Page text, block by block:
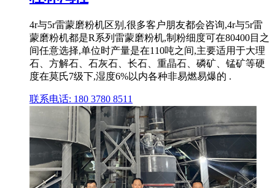
4r与5r雷蒙磨粉机区别,很多客户朋友都会咨询,4r与5r雷
蒙磨粉机都是R系列雷蒙磨粉机,制粉细度可在80400目之
间任意选择,单位时产量是在110吨之间,主要适用于大理
石、方解石、石灰石、长石、重晶石、磷矿、锰矿等硬
度在莫氏7级下,湿度6%以内各种非易燃易爆的 .
联系电话: 180 3780 8511